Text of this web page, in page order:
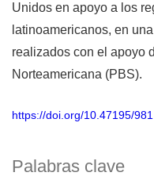
Palabras clave
Unidos en apoyo a los
latinoamericanos, en
realizados con el apoyo
Norteamericana (PBS).
https://doi.org/10.47195/981